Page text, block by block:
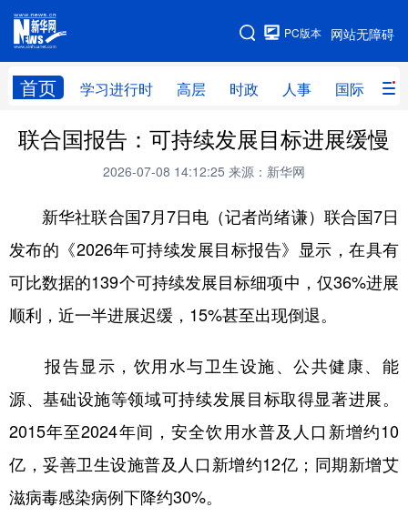
网站无障碍
PC版本
首页 学习进行时 高层 时政 人事 国际 财
网站地图
学习进行时 高层 时政 人事
财经 网评
台湾 思客智库 全球连线 教育
科技 科创 量子 体育
文化 书画 健康 军事
访谈 视频 图片
法律 中央文件 金融 汽车
食品 人居 信息化 数字经济
学术中国 乡村振兴 银龄 溯源中国
联合国报告：可持续发展目标进展缓慢
2026-07-08 14:12:25 来源：新华网
新华社联合国7月7日电（记者尚绪谦）联合国7日
发布的《2026年可持续发展目标报告》显示，在具有
可比数据的139个可持续发展目标细项中，仅36%进展
顺利，近一半进展迟缓，15%甚至出现倒退。
报告显示，饮用水与卫生设施、公共健康、能
源、基础设施等领域可持续发展目标取得显著进展。
2015年至2024年间，安全饮用水普及人口新增约10
亿，妥善卫生设施普及人口新增约12亿；同期新增艾
滋病毒感染病例下降约30%。